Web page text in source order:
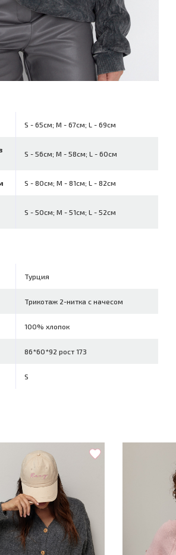
S - 65см; M - 67см; L - 69см
S - 56см; M - 58см; L - 60см
S - 80см; M - 81см; L - 82см
S - 50см; M - 51см; L - 52см
Турция
Трикотаж 2-нитка с начесом
100% хлопок
86*60*92 рост 173
S